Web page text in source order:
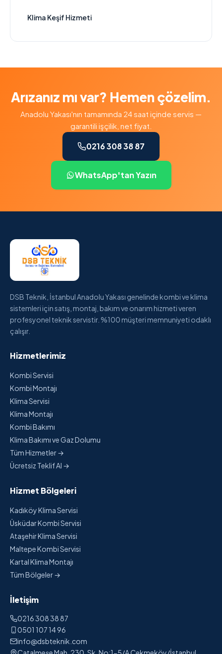
Klima Keşif Hizmeti
Arızanız mı var? Hemen çözelim.
Anadolu Yakası'nın tamamında 24 saat içinde servis —
garantili işçilik, net fiyat.
0216 308 38 87
WhatsApp'tan Yazın
DSB Teknik, İstanbul Anadolu Yakası genelinde kombi ve klima
sistemleri için satış, montaj, bakım ve onarım hizmeti veren
profesyonel teknik servistir. %100 müşteri memnuniyeti odaklı
çalışır.
Hizmetlerimiz
Kombi Servisi
Kombi Montajı
Klima Servisi
Klima Montajı
Kombi Bakımı
Klima Bakımı ve Gaz Dolumu
Tüm Hizmetler →
Ücretsiz Teklif Al →
Hizmet Bölgeleri
Kadıköy Klima Servisi
Üsküdar Kombi Servisi
Ataşehir Klima Servisi
Maltepe Kombi Servisi
Kartal Klima Montajı
Tüm Bölgeler →
İletişim
0216 308 38 87
0501 107 14 96
info@dsbteknik.com